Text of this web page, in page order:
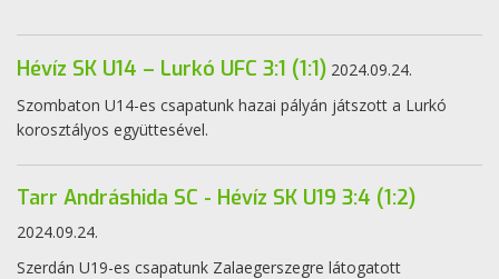
Hévíz SK U14 – Lurkó UFC 3:1 (1:1) 2024.09.24.
Szombaton U14-es csapatunk hazai pályán játszott a Lurkó
korosztályos együttesével.
Tarr Andráshida SC - Hévíz SK U19 3:4 (1:2)
2024.09.24.
Szerdán U19-es csapatunk Zalaegerszegre látogatott